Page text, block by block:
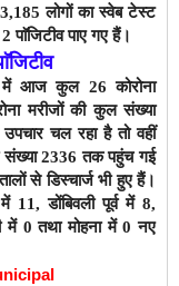
लोगों का स्वेब टेस्ट
पाए गए हैं।
में आज कुल 26 कोरोना
मरीजों की कुल संख्या
चल रहा है तो वहीं
संख्या 2336 तक पहुंच गई
से डिस्चार्ज भी हुए हैं।
11, डोंबिवली पूर्व में 8,
में 0 तथा मोहना में 0 नए